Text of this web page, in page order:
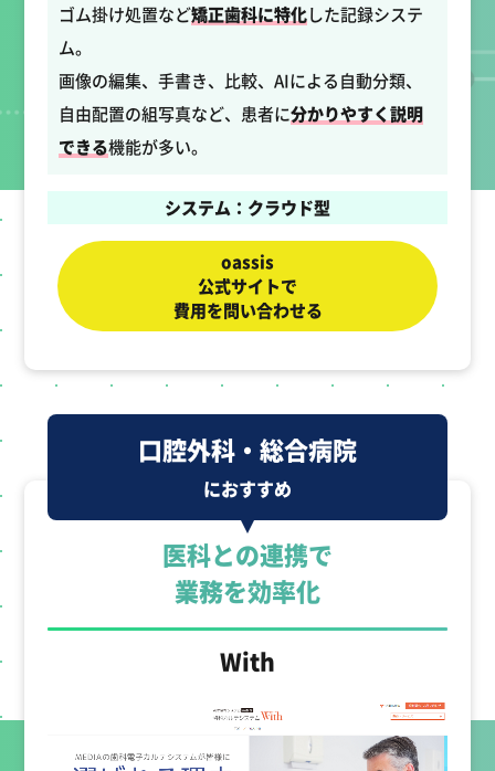
ゴム掛け処置など矯正歯科に特化した記録システ
ム。
画像の編集、手書き、比較、AIによる自動分類、
自由配置の組写真など、患者に分かりやすく説明
できる機能が多い。
システム：クラウド型
oassis
公式サイトで
費用を問い合わせる
口腔外科・総合病院
におすすめ
医科との連携で
業務を効率化
With